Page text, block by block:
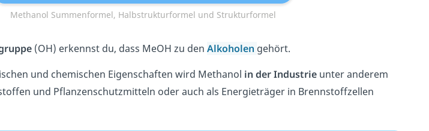
Methanol Summenformel, Halbstrukturformel und Strukturformel
(OH) erkennst du, dass MeOH zu den Alkoholen gehört.
und chemischen Eigenschaften wird Methanol in der Industrie unter anderem
und Pflanzenschutzmitteln oder auch als Energieträger in Brennstoffzellen